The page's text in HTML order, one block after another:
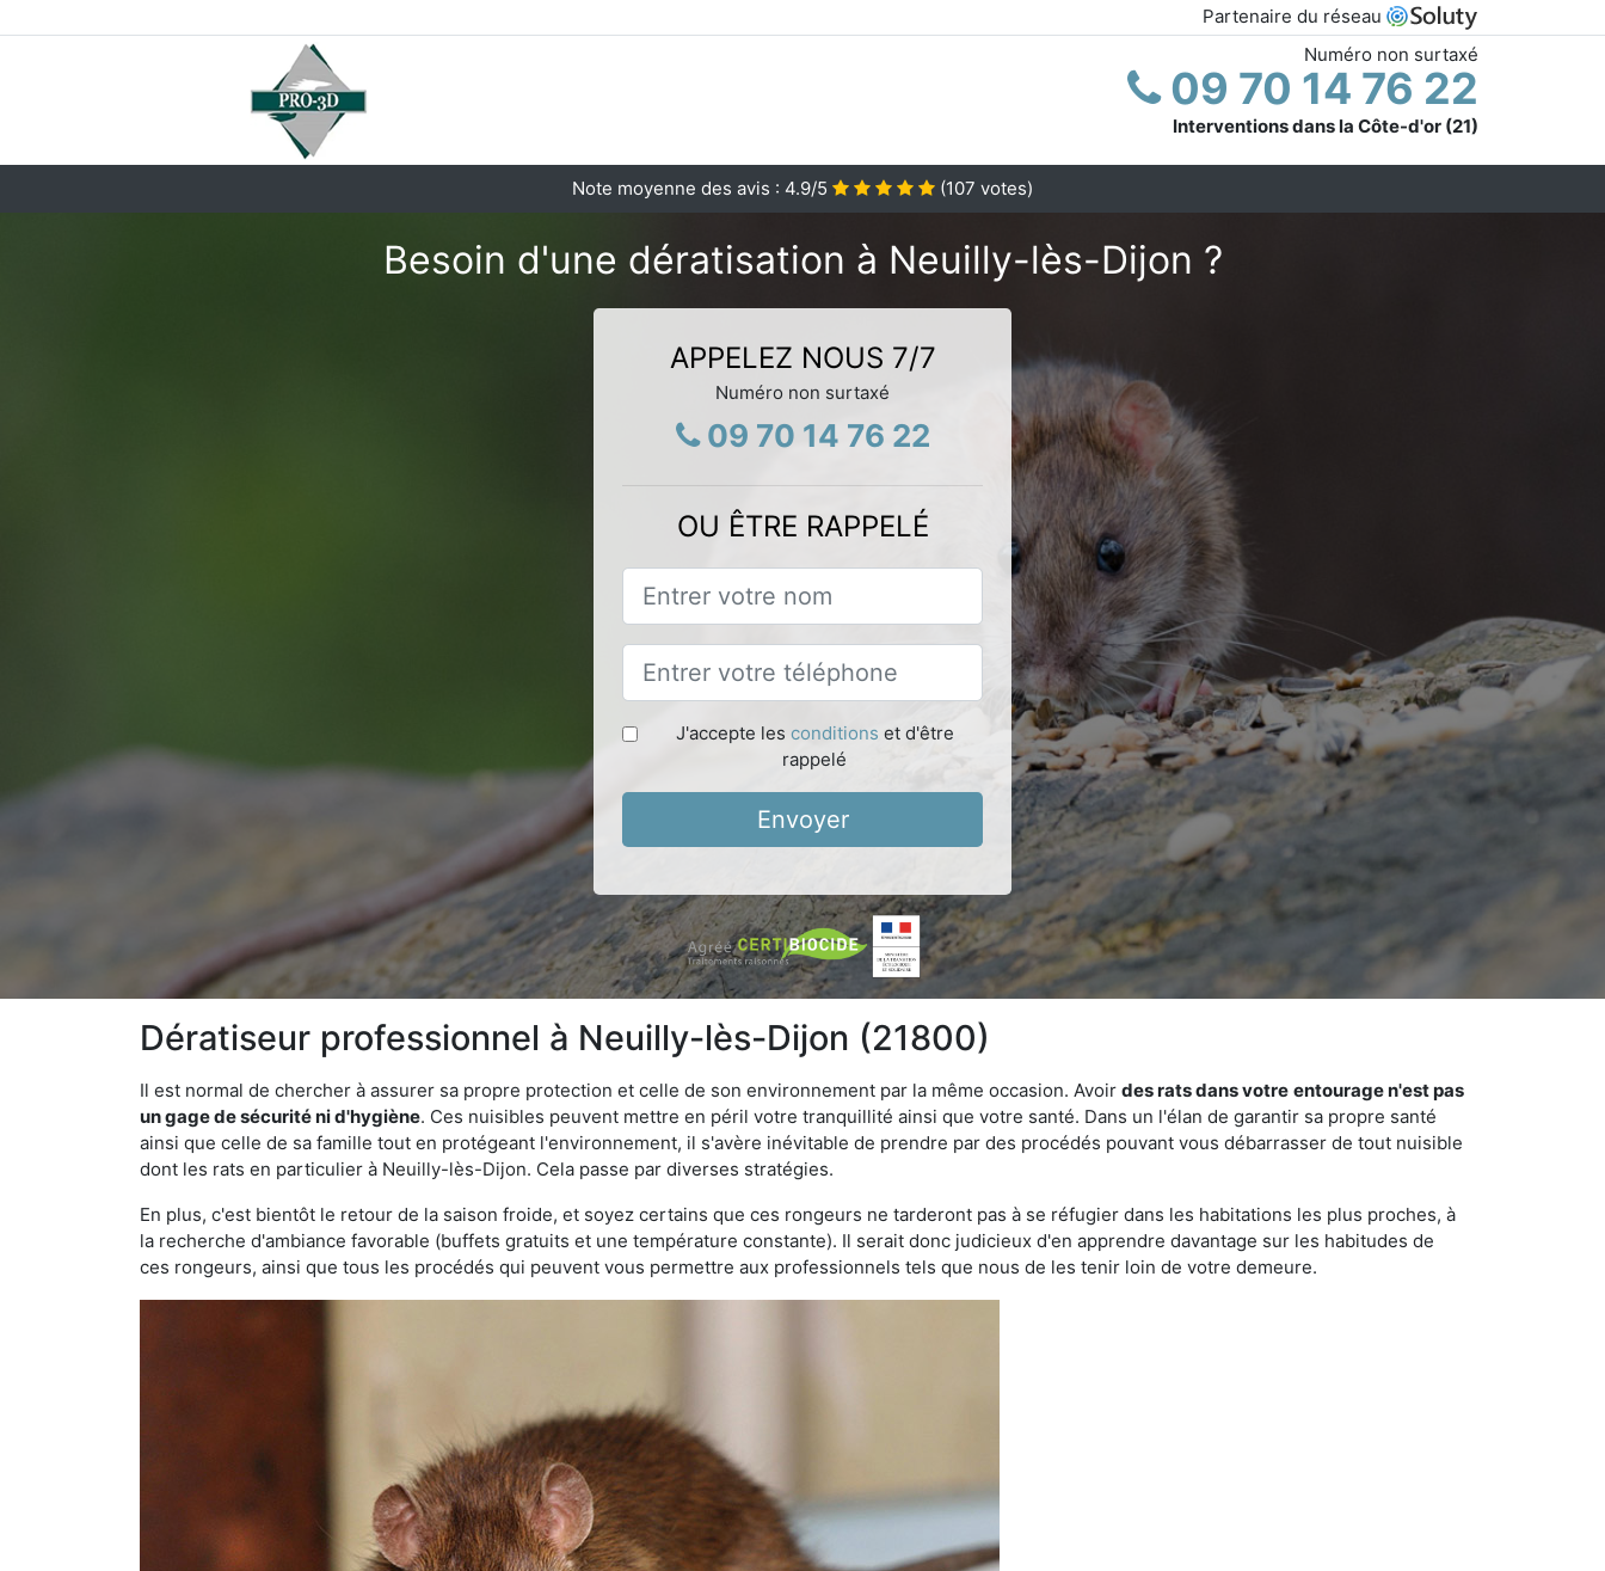
Partenaire du réseau
Numéro non surtaxé
09 70 14 76 22
Interventions dans la Côte-d'or (21)
Note moyenne des avis : 4.9/5 (107 votes)
Besoin d'une dératisation à Neuilly-lès-Dijon ?
APPELEZ NOUS 7/7
Numéro non surtaxé
09 70 14 76 22
OU ÊTRE RAPPELÉ
J'accepte les conditions et d'être
rappelé
Envoyer
Dératiseur professionnel à Neuilly-lès-Dijon (21800)
Il est normal de chercher à assurer sa propre protection et celle de son environnement par la même occasion. Avoir des rats dans votre entourage n'est pas
un gage de sécurité ni d'hygiène. Ces nuisibles peuvent mettre en péril votre tranquillité ainsi que votre santé. Dans un l'élan de garantir sa propre santé
ainsi que celle de sa famille tout en protégeant l'environnement, il s'avère inévitable de prendre par des procédés pouvant vous débarrasser de tout nuisible
dont les rats en particulier à Neuilly-lès-Dijon. Cela passe par diverses stratégies.
En plus, c'est bientôt le retour de la saison froide, et soyez certains que ces rongeurs ne tarderont pas à se réfugier dans les habitations les plus proches, à
la recherche d'ambiance favorable (buffets gratuits et une température constante). Il serait donc judicieux d'en apprendre davantage sur les habitudes de
ces rongeurs, ainsi que tous les procédés qui peuvent vous permettre aux professionnels tels que nous de les tenir loin de votre demeure.